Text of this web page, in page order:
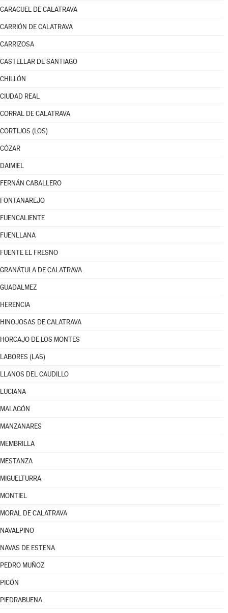
CARACUEL DE CALATRAVA
CARRIÓN DE CALATRAVA
CARRIZOSA
CASTELLAR DE SANTIAGO
CHILLÓN
CIUDAD REAL
CORRAL DE CALATRAVA
CORTIJOS (LOS)
CÓZAR
DAIMIEL
FERNÁN CABALLERO
FONTANAREJO
FUENCALIENTE
FUENLLANA
FUENTE EL FRESNO
GRANÁTULA DE CALATRAVA
GUADALMEZ
HERENCIA
HINOJOSAS DE CALATRAVA
HORCAJO DE LOS MONTES
LABORES (LAS)
LLANOS DEL CAUDILLO
LUCIANA
MALAGÓN
MANZANARES
MEMBRILLA
MESTANZA
MIGUELTURRA
MONTIEL
MORAL DE CALATRAVA
NAVALPINO
NAVAS DE ESTENA
PEDRO MUÑOZ
PICÓN
PIEDRABUENA